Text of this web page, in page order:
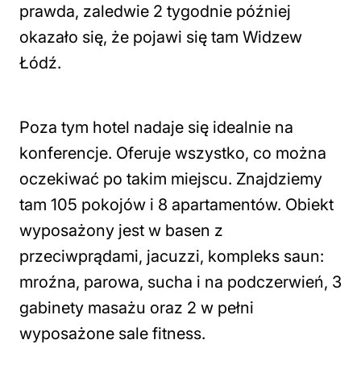
prawda, zaledwie 2 tygodnie później
okazało się, że pojawi się tam Widzew
Łódź.
Poza tym hotel nadaje się idealnie na
konferencje. Oferuje wszystko, co można
oczekiwać po takim miejscu. Znajdziemy
tam 105 pokojów i 8 apartamentów. Obiekt
wyposażony jest w basen z
przeciwprądami, jacuzzi, kompleks saun:
mroźna, parowa, sucha i na podczerwień, 3
gabinety masażu oraz 2 w pełni
wyposażone sale fitness.